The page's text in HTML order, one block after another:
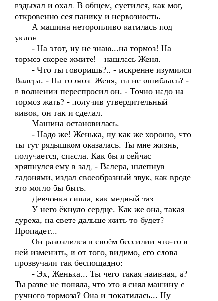
вздыхал и охал. В общем, суетился, как мог,
откровенно сея панику и нервозность.
А машина неторопливо катилась под
уклон.
- На этот, ну не знаю...на тормоз! На
тормоз скорее жмите! - нашлась Женя.
- Что ты говоришь?.. - искренне изумился
Валера. - На тормоз! Женя, ты не ошиблась? -
в волнении переспросил он. - Точно надо на
тормоз жать? - получив утвердительный
кивок, он так и сделал.
Машина остановилась.
- Надо же! Женька, ну как же хорошо, что
ты тут рядышком оказалась. Ты мне жизнь,
получается, спасла. Как бы я сейчас
хряпнулся ему в зад, - Валера, шлепнув
ладонями, издал своеобразный звук, как вроде
это могло бы быть.
Девчонка сияла, как медный таз.
У него ёкнуло сердце. Как же она, такая
дуреха, на свете дальше жить-то будет?
Пропадет...
Он разозлился в своём бессилии что-то в
ней изменить, и от того, видимо, его слова
прозвучали так беспощадно:
- Эх, Женька... Ты чего такая наивная, а?
Ты разве не поняла, что это я снял машину с
ручного тормоза? Она и покатилась... Ну